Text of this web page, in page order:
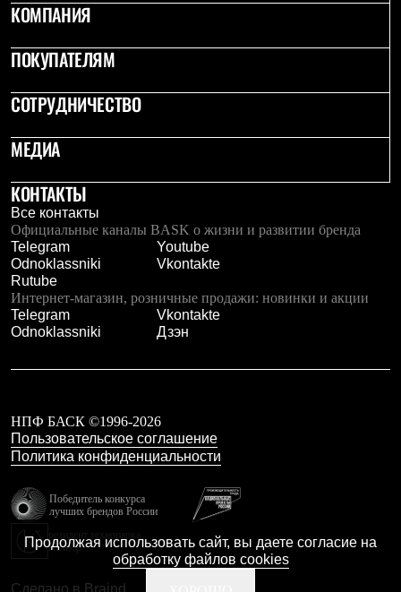
КОМПАНИЯ
ПОКУПАТЕЛЯМ
СОТРУДНИЧЕСТВО
МЕДИА
КОНТАКТЫ
Все контакты
Официальные каналы BASK о жизни и развитии бренда
Telegram
Youtube
Odnoklassniki
Vkontakte
Rutube
Интернет-магазин, розничные продажи: новинки и акции
Telegram
Vkontakte
Odnoklassniki
Дзэн
НПФ БАСК ©1996-2026
Пользовательское соглашение
Политика конфиденциальности
Победитель конкурса
лучших брендов России
Калибр
Сделано в Braind
Продолжая использовать сайт, вы даете согласие на
обработку файлов cookies